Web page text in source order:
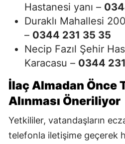
Hastanesi yanı –
Duraklı Mahallesi
– 0344 231 35 35
Necip Fazıl Şehir
Karacasu – 0344
İlaç Almadan Önce
Alınması Öneriliyor
Yetkililer, vatandaşların
telefonla iletişime geçerek